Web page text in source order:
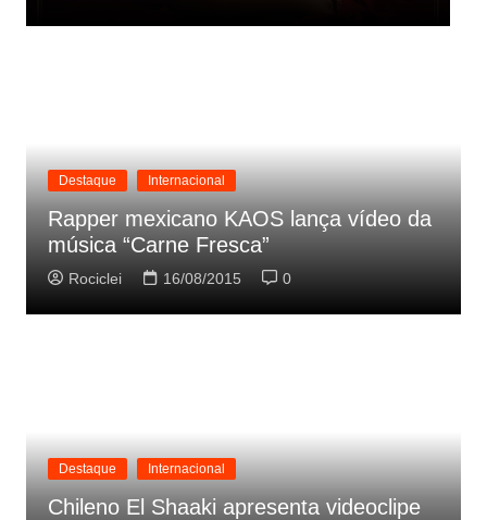
Destaque Internacional
Rapper mexicano KAOS lança vídeo da
música “Carne Fresca”
Rociclei 16/08/2015 0
Destaque Internacional
Chileno El Shaaki apresenta videoclipe